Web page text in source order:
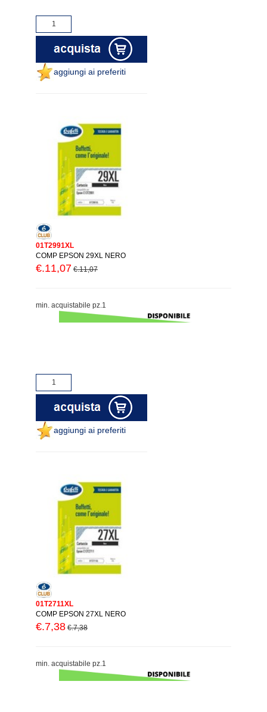
aggiungi ai preferiti
01T2991XL
COMP EPSON 29XL NERO
€.11,07 €.11,07
min. acquistabile pz.1
aggiungi ai preferiti
01T2711XL
COMP EPSON 27XL NERO
€.7,38 €.7,38
min. acquistabile pz.1